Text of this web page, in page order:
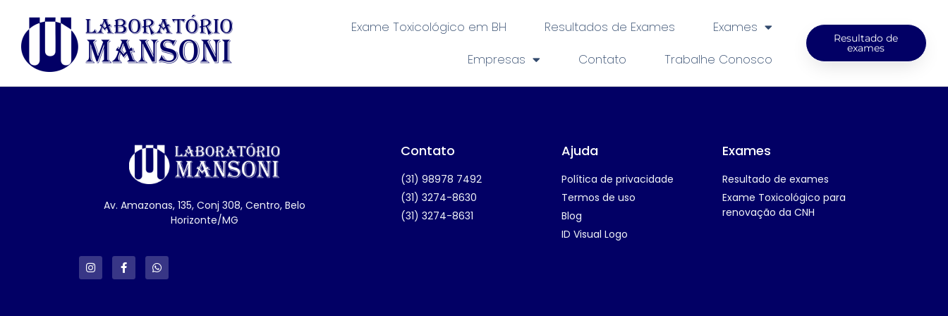
Exame Toxicológico em BH Resultados de Exames
Exames
Empresas
Contato Trabalhe Conosco
Resultado de
exames
Av. Amazonas, 135, Conj 308, Centro, Belo
Horizonte/MG
Contato
(31) 98978 7492
(31) 3274-8630
(31) 3274-8631
Ajuda
Política de privacidade
Termos de uso
Blog
ID Visual Logo
Exames
Resultado de exames
Exame Toxicológico para
renovação da CNH